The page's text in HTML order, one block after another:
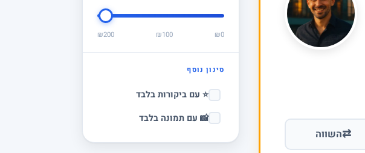
₪0
₪100
₪200
סינון נוסף
⭐ עם ביקורות בלבד
📸 עם תמונה בלבד
⇄השווה